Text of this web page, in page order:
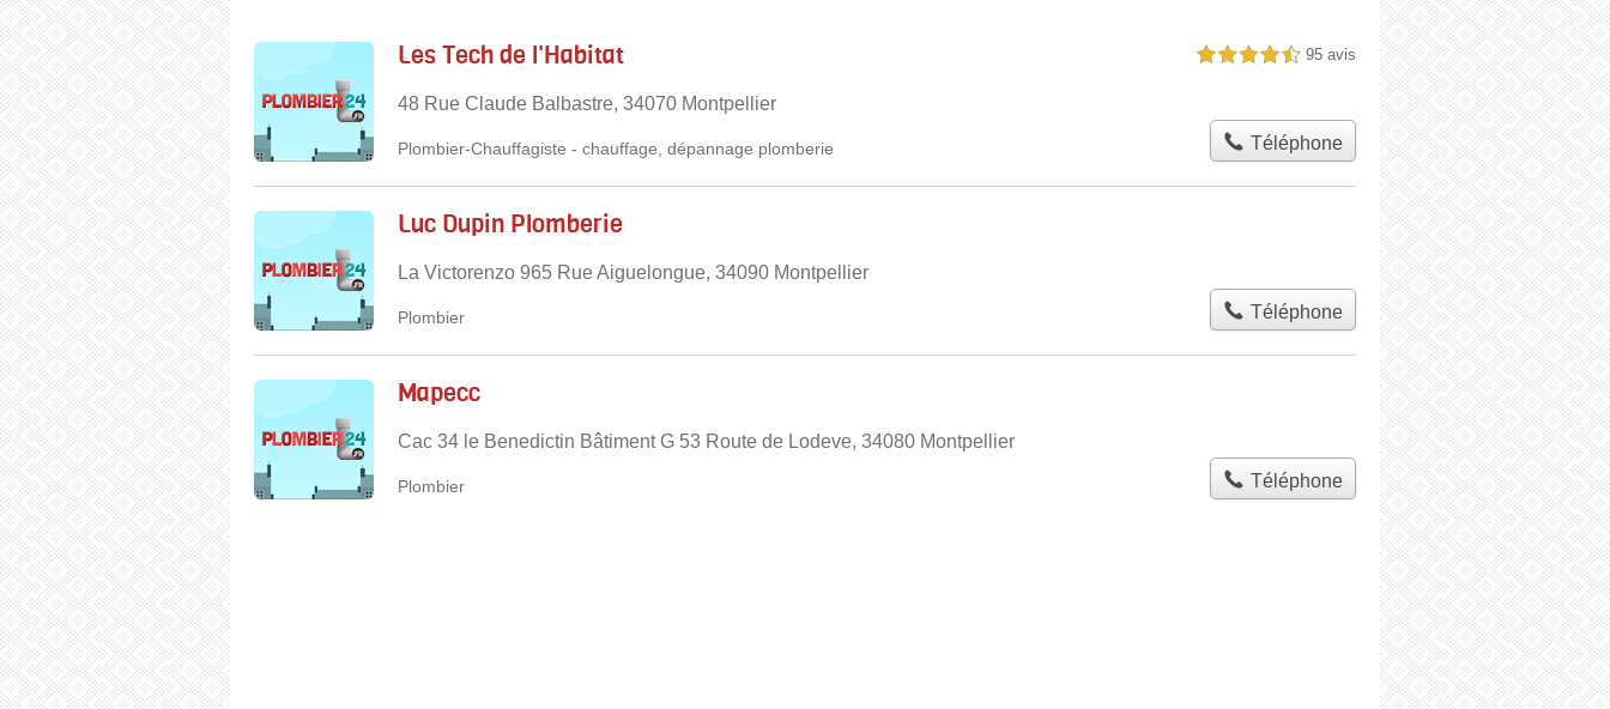
Les Tech de l'Habitat
48 Rue Claude Balbastre, 34070 Montpellier
4,5 étoiles sur 5 95 avis
Plombier-Chauffagiste - chauffage dépannage plomberie Téléphone
Luc Dupin Plomberie
La Victorenzo 965 Rue Aiguelongue, 34090 Montpellier
Plombier Téléphone
Mapecc
Cac 34 le Benedictin Bâtiment G 53 Route de Lodeve, 34080 Montpellier
Plombier Téléphone